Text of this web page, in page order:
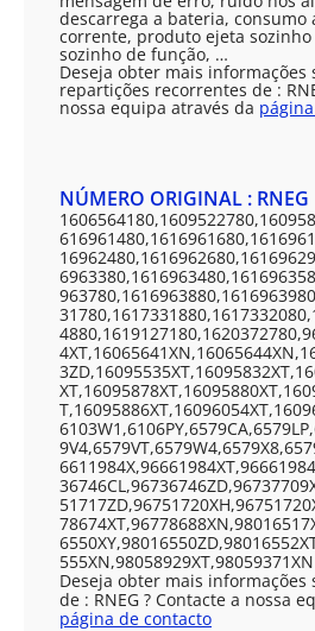
descarrega a bateria, consumo
corrente, produto ejeta sozinho
sozinho de função, …
Deseja obter mais informações
repartições recorrentes de :
nossa equipa através da
NÚMERO ORIGINAL : RNEG
555XN,98058929XT,98059371XN
Deseja obter mais informações
de : RNEG ? Contacte a nossa
página de contacto